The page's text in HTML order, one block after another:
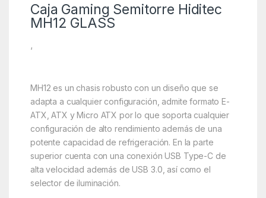
Caja Gaming Semitorre Hiditec
MH12 GLASS
‘
MH12 es un chasis robusto con un diseño que se
adapta a cualquier configuración, admite formato E-
ATX, ATX y Micro ATX por lo que soporta cualquier
configuración de alto rendimiento además de una
potente capacidad de refrigeración. En la parte
superior cuenta con una conexión USB Type-C de
alta velocidad además de USB 3.0, así como el
selector de iluminación.